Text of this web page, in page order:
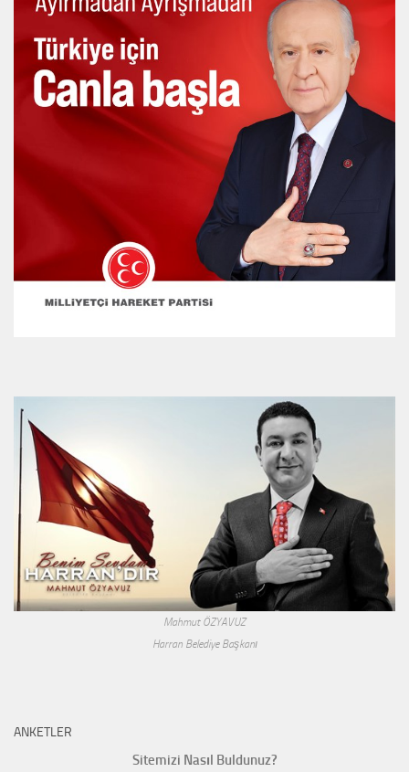
Mahmut ÖZYAVUZ
Harran Belediye Başkanı
ANKETLER
Sitemizi Nasıl Buldunuz?